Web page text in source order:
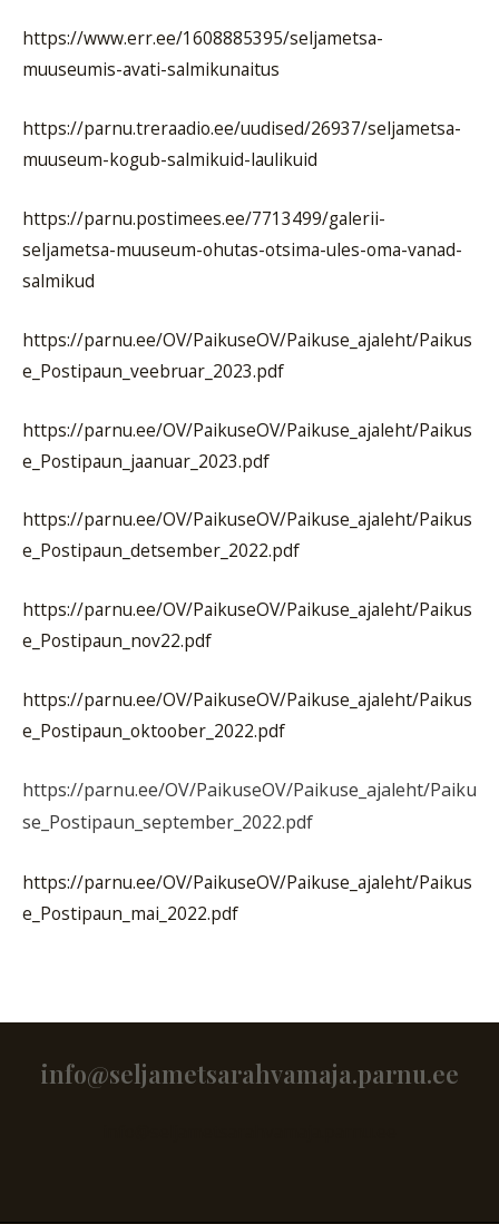
https://www.err.ee/1608885395/seljametsa-
muuseumis-avati-salmikunaitus
https://parnu.treraadio.ee/uudised/26937/seljametsa-
muuseum-kogub-salmikuid-laulikuid
https://parnu.postimees.ee/7713499/galerii-
seljametsa-muuseum-ohutas-otsima-ules-oma-vanad-
salmikud
https://parnu.ee/OV/PaikuseOV/Paikuse_ajaleht/Paikus
e_Postipaun_veebruar_2023.pdf
https://parnu.ee/OV/PaikuseOV/Paikuse_ajaleht/Paikus
e_Postipaun_jaanuar_2023.pdf
https://parnu.ee/OV/PaikuseOV/Paikuse_ajaleht/Paikus
e_Postipaun_detsember_2022.pdf
https://parnu.ee/OV/PaikuseOV/Paikuse_ajaleht/Paikus
e_Postipaun_nov22.pdf
https://parnu.ee/OV/PaikuseOV/Paikuse_ajaleht/Paikus
e_Postipaun_oktoober_2022.pdf
https://parnu.ee/OV/PaikuseOV/Paikuse_ajaleht/Paiku
se_Postipaun_september_2022.pdf
https://parnu.ee/OV/PaikuseOV/Paikuse_ajaleht/Paikus
e_Postipaun_mai_2022.pdf
info@seljametsarahvamaja.parnu.ee